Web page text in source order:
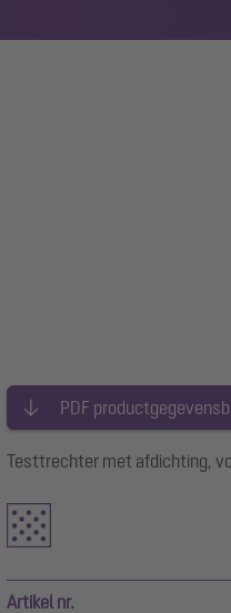
PDF
Testtrechter met afdichting,
Artikel nr.